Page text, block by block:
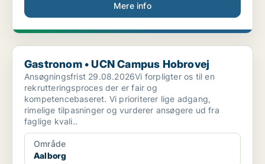
Mere info
Gastronom • UCN Campus Hobrovej
Gastronom • UCN Campus Hobrovej
Ansøgningsfrist 29.08.2026Vi forpligter os til en
rekrutteringsproces der er fair og
kompetencebaseret. Vi prioriterer lige adgang,
rimelige tilpasninger og vurderer ansøgere ud fra
faglige kvali..
Område
Aalborg